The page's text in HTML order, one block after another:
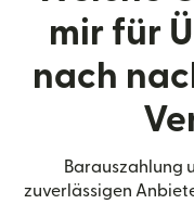
mir für
nach
Barauszahlung
zuverlässigen